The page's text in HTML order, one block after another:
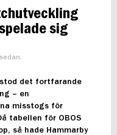
sig
det fortfarande
– en
misstogs för
tabellen för OBOS
så hade Hammarby